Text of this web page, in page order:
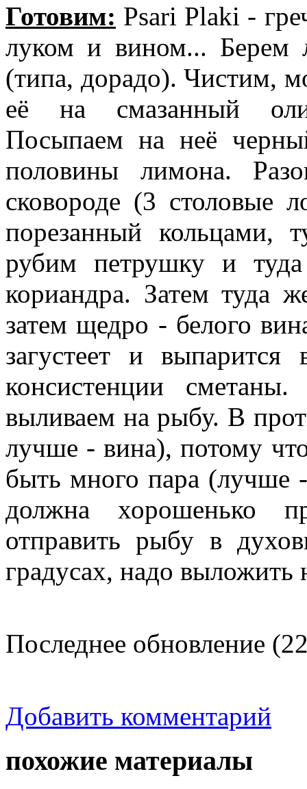
Готовим: Psari Plaki -
луком и вином...
(типа, дорадо). Чистим,
её на смазанный
Посыпаем на неё
половины лимона.
сковороде (3 столовые
порезанный кольцами,
рубим петрушку и
кориандра. Затем туда
затем щедро - белого
загустеет и
консистенции
выливаем на рыбу. В
лучше - вина), потому
быть много пара (лучше
должна хорошенько
отправить рыбу в
градусах, надо
Последнее обновление
Добавить комментарий
похожие материалы